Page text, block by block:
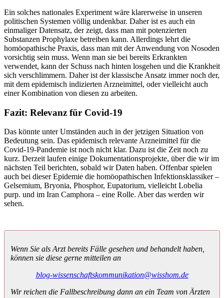
Ein solches nationales Experiment wäre klarerweise in unseren
politischen Systemen völlig undenkbar. Daher ist es auch ein
einmaliger Datensatz, der zeigt, dass man mit potenzierten
Substanzen Prophylaxe betreiben kann. Allerdings lehrt die
homöopathische Praxis, dass man mit der Anwendung von Nosoden
vorsichtig sein muss. Wenn man sie bei bereits Erkrankten
verwendet, kann der Schuss nach hinten losgehen und die Krankheit
sich verschlimmern. Daher ist der klassische Ansatz immer noch der,
mit dem epidemisch indizierten Arzneimittel, oder vielleicht auch
einer Kombination von diesen zu arbeiten.
Fazit: Relevanz für Covid-19
Das könnte unter Umständen auch in der jetzigen Situation von
Bedeutung sein. Das epidemisch relevante Arzneimittel für die
Covid-19-Pandemie ist noch nicht klar. Dazu ist die Zeit noch zu
kurz. Derzeit laufen einige Dokumentationsprojekte, über die wir im
nächsten Teil berichten, sobald wir Daten haben. Offenbar spielen
auch bei dieser Epidemie die homöopathischen Infektionsklassiker –
Gelsemium, Bryonia, Phosphor, Eupatorium, vielleicht Lobelia
purp. und im Iran Camphora – eine Rolle. Aber das werden wir
sehen.
Wenn Sie als Arzt bereits Fälle gesehen und behandelt haben,
können sie diese gerne mitteilen an
blog-wissenschaftskommunikation@wisshom.de
Wir reichen die Fallbeschreibung dann an ein Team von Ärzten